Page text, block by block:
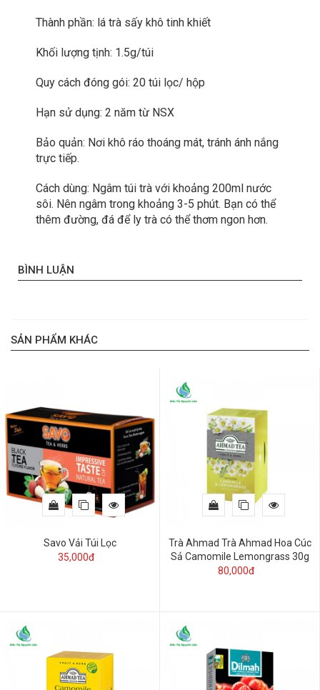
Thành phần: lá trà sấy khô tinh khiết
Khối lượng tịnh: 1.5g/túi
Quy cách đóng gói: 20 túi lọc/ hộp
Hạn sử dụng: 2 năm từ NSX
Bảo quản: Nơi khô ráo thoáng mát, tránh ánh nắng
trực tiếp.
Cách dùng: Ngâm túi trà với khoảng 200ml nước
sôi. Nên ngâm trong khoảng 3-5 phút. Bạn có thể
thêm đường, đá để ly trà có thể thơm ngon hơn.
BÌNH LUẬN
SẢN PHẨM KHÁC
Savo Vải Túi Lọc
35,000đ
Trà Ahmad Trà Ahmad Hoa Cúc
Sả Camomile Lemongrass 30g
80,000đ